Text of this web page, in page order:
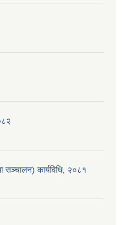
सञ्चालन) कार्यविधि, २०८१